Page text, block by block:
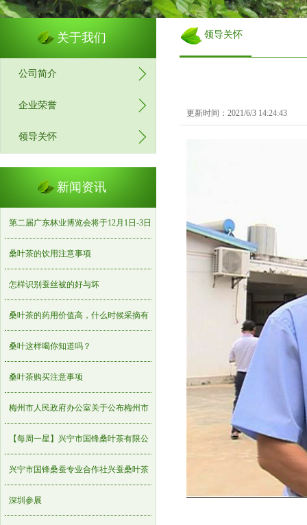
关于我们
公司简介
企业荣誉
领导关怀
新闻资讯
第二届广东林业博览会将于12月1日-3日
在梅州世界客商中心举办
桑叶茶的饮用注意事项
怎样识别蚕丝被的好与坏
桑叶茶的药用价值高，什么时候采摘有
诀窍，桑叶茶制作
桑叶这样喝你知道吗？
桑叶茶购买注意事项
梅州市人民政府办公室关于公布梅州市
重点农业龙头企业名单的通知
【每周一星】兴宁市国锋桑叶茶有限公
司
兴宁市国锋桑蚕专业合作社兴蚕桑叶茶
获国家专利认证
深圳参展
领导关怀
更新时间：2021/6/3 14:24:43